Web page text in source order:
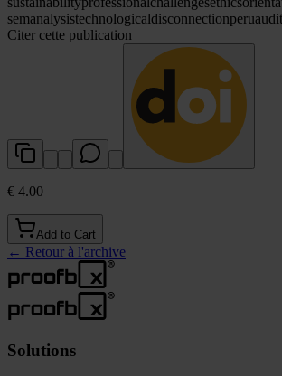
semanalysistechnologicaldisconnectionperu
Citer cette publication
€ 4.00
Add to Cart
← Retour à l'archive
Solutions